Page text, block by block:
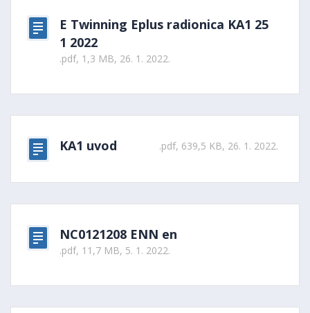
E Twinning Eplus radionica KA1 25
1 2022
.pdf, 1,3 MB, 26. 1. 2022.
KA1 uvod .pdf, 639,5 KB, 26. 1. 2022.
NC0121208 ENN en
.pdf, 11,7 MB, 5. 1. 2022.